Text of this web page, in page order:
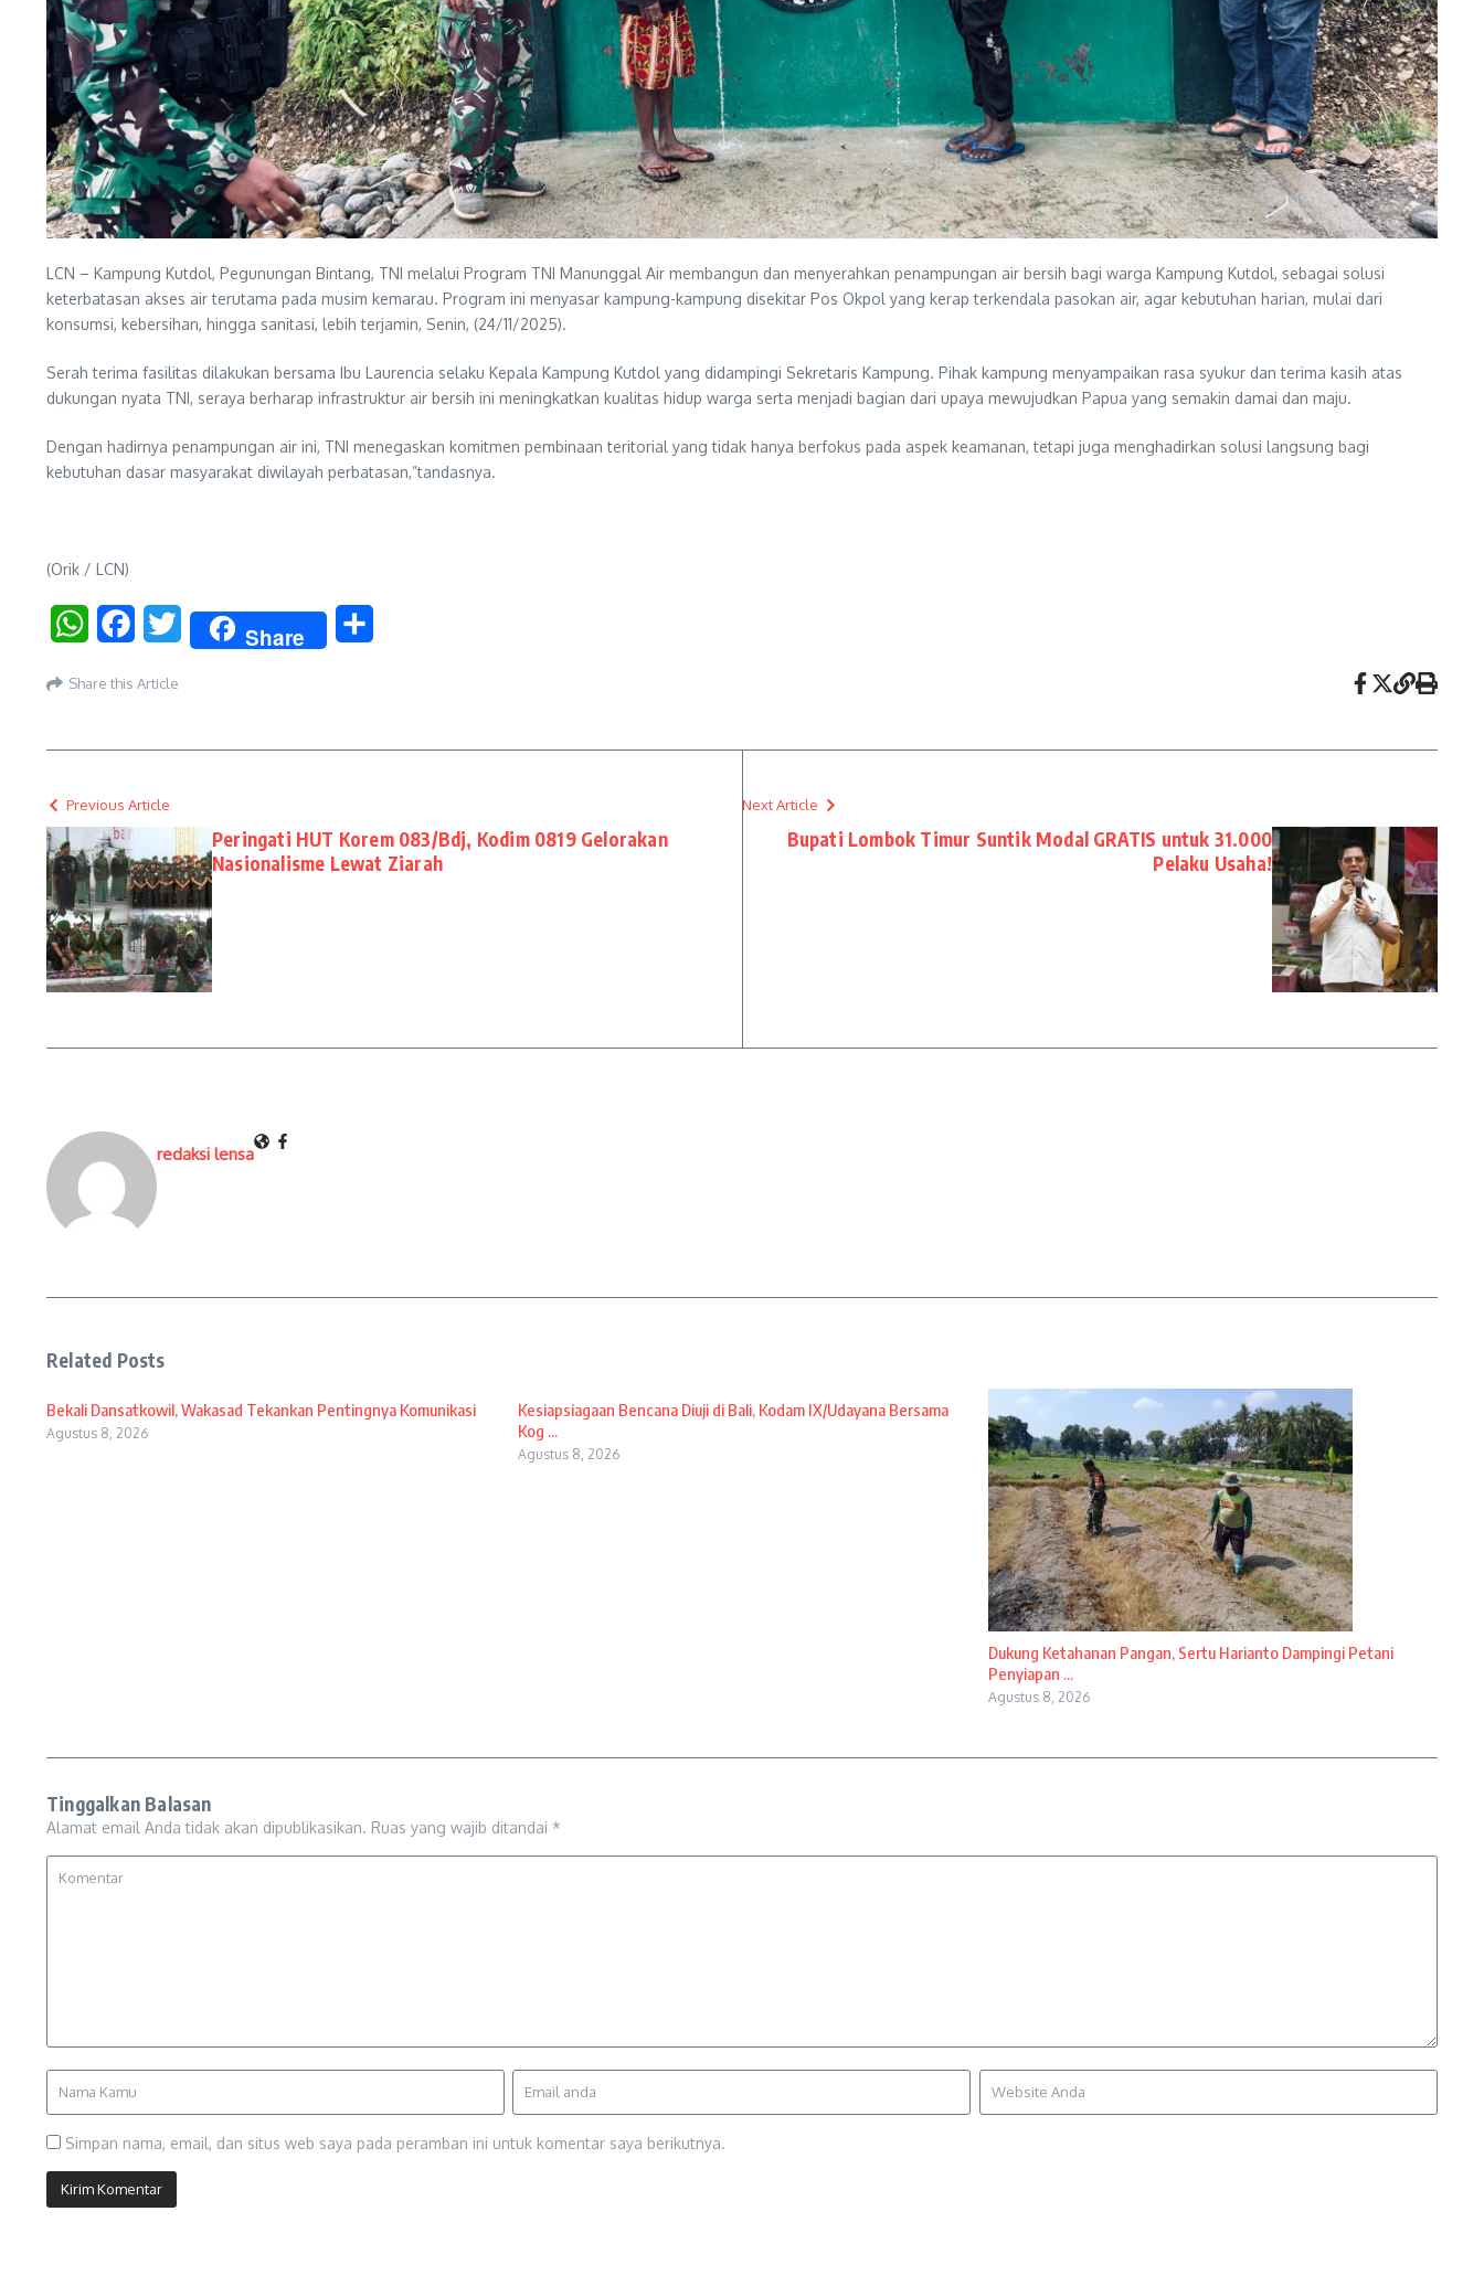
LCN – Kampung Kutdol, Pegunungan Bintang, TNI melalui Program TNI Manunggal Air membangun dan menyerahkan penampungan air bersih bagi warga Kampung Kutdol, sebagai solusi
keterbatasan akses air terutama pada musim kemarau. Program ini menyasar kampung-kampung disekitar Pos Okpol yang kerap terkendala pasokan air, agar kebutuhan harian, mulai dari
konsumsi, kebersihan, hingga sanitasi, lebih terjamin, Senin, (24/11/2025).
Serah terima fasilitas dilakukan bersama Ibu Laurencia selaku Kepala Kampung Kutdol yang didampingi Sekretaris Kampung. Pihak kampung menyampaikan rasa syukur dan terima kasih atas
dukungan nyata TNI, seraya berharap infrastruktur air bersih ini meningkatkan kualitas hidup warga serta menjadi bagian dari upaya mewujudkan Papua yang semakin damai dan maju.
Dengan hadirnya penampungan air ini, TNI menegaskan komitmen pembinaan teritorial yang tidak hanya berfokus pada aspek keamanan, tetapi juga menghadirkan solusi langsung bagi
kebutuhan dasar masyarakat diwilayah perbatasan,”tandasnya.
(Orik / LCN)
WhatsAppFacebookTwitter Share
Share this Article
Previous Article
Peringati HUT Korem 083/Bdj, Kodim 0819 Gelorakan
Nasionalisme Lewat Ziarah
Next Article
Bupati Lombok Timur Suntik Modal GRATIS untuk 31.000
Pelaku Usaha!
redaksi lensa
Related Posts
Bekali Dansatkowil, Wakasad Tekankan Pentingnya Komunikasi
Agustus 8, 2026
Kesiapsiagaan Bencana Diuji di Bali, Kodam IX/Udayana Bersama
Kog ...
Agustus 8, 2026
Dukung Ketahanan Pangan, Sertu Harianto Dampingi Petani
Penyiapan ...
Agustus 8, 2026
Tinggalkan Balasan
Alamat email Anda tidak akan dipublikasikan. Ruas yang wajib ditandai *
Simpan nama, email, dan situs web saya pada peramban ini untuk komentar saya berikutnya.